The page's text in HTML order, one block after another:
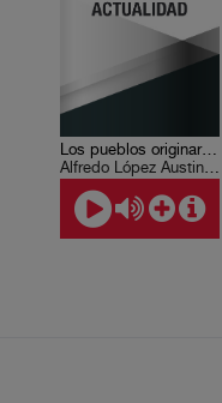
Los pueblos originarios: historia y actualidad
Alfredo López Austin , Andrés Medina Hernández